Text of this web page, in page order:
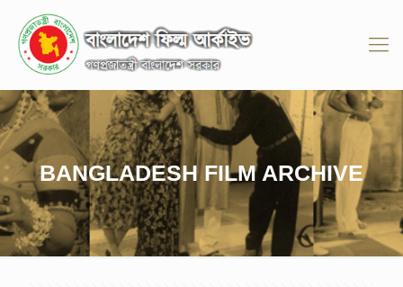
BANGLADESH FILM ARCHIVE